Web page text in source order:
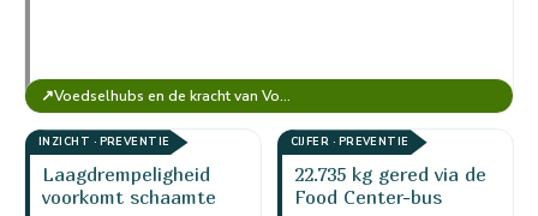
↗ Voedselhubs en de kracht van Voedselcirkel Amsterdam
INZICHT · PREVENTIE
Laagdrempeligheid
voorkomt schaamte
CIJFER · PREVENTIE
22.735 kg gered via de
Food Center-bus